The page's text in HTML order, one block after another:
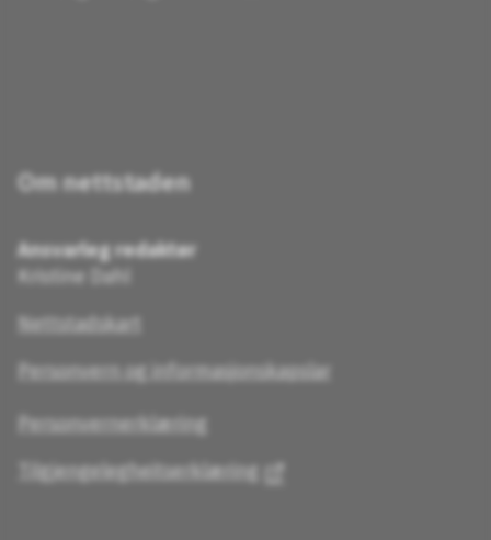
Om nettstaden
Ansvarleg redaktør
Kristine Dahl
Nettstadskart
Personvern og informasjonskapslar
Personvernerklæring
Tilgjengelegheitserklæring